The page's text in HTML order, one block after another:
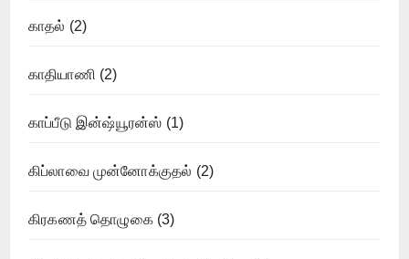
காதல் (2)
காதியாணி (2)
காப்பீடு இன்ஷ்யூரன்ஸ் (1)
கிப்லாவை முன்னோக்குதல் (2)
கிரகணத் தொழுகை(3)